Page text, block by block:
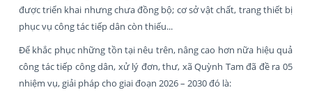
được triển khai nhưng chưa đồng bộ; cơ sở vật chất, trang thiết bị
phục vụ công tác tiếp dân còn thiếu...
Để khắc phục những tồn tại nêu trên, nâng cao hơn nữa hiệu quả
công tác tiếp công dân, xử lý đơn, thư, xã Quỳnh Tam đã đề ra 05
nhiệm vụ, giải pháp cho giai đoạn 2026 – 2030 đó là: